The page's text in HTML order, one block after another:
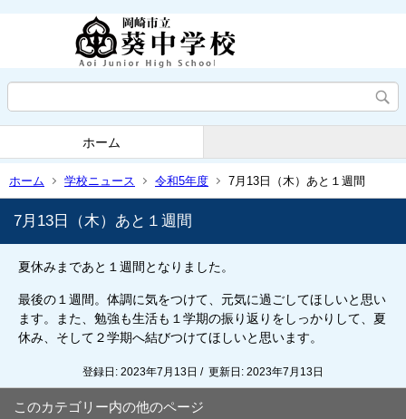
ホーム
ホーム 学校ニュース 令和5年度 7月13日（木）あと１週間
7月13日（木）あと１週間
夏休みまであと１週間となりました。
最後の１週間。体調に気をつけて、元気に過ごしてほしいと思い
ます。また、勉強も生活も１学期の振り返りをしっかりして、夏
休み、そして２学期へ結びつけてほしいと思います。
登録日: 2023年7月13日 / 更新日: 2023年7月13日
このカテゴリー内の他のページ